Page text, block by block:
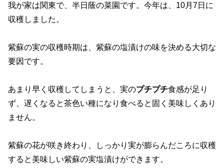
我が家は関東で、半日蔭の菜園です。今年は、10月7日に
収穫しました。
紫蘇の実の収穫時期は、紫蘇の塩漬けの味を決める大切な
要因です。
あまり早く収穫してしまうと、実のプチプチ食感が足り
ず、遅くなると茶色い種になり食べると固く美味しくあり
ません。
紫蘇の花が咲き終わり、しっかり実が膨らんだころに収穫
すると美味しい紫蘇の実塩漬けができます。